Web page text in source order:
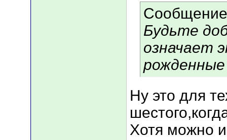
Будьте
означает
Ну это для
Хотя можно